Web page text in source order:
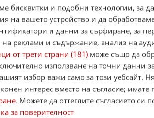
творчески лидер.
Concerto for Group and
който иска групата да свири
поставя ултиматум:
каквото искаш".
бисквитки и подобни технологии, за
на вашето устройство и да
и данни за сърфиране, за
реклами и съдържание, анализ на
от трети страни (181) може също да
използване на точни данни
избор важи само за този уебсайт.
интерес вместо на съгласие; имате
. Можете да оттеглите съгласието си
за поверителност